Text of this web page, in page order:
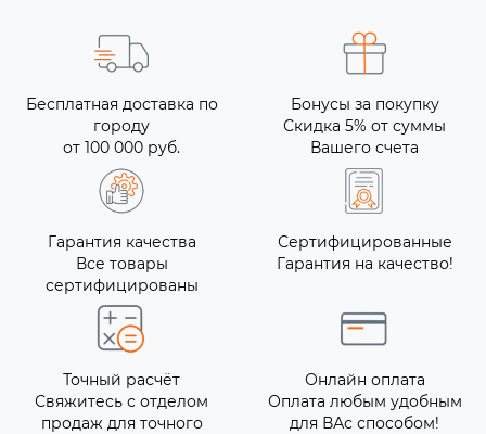
Бесплатная доставка по
городу
от 100 000 руб.
Бонусы за покупку
Скидка 5% от суммы
Вашего счета
Гарантия качества
Все товары
сертифицированы
Сертифицированные
Гарантия на качество!
Точный расчёт
Свяжитесь с отделом
продаж для точного
Онлайн оплата
Оплата любым удобным
для ВАс способом!